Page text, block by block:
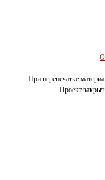
О
При перепечатке
Проект закрыт